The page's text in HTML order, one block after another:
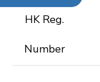
HK Reg.
Number